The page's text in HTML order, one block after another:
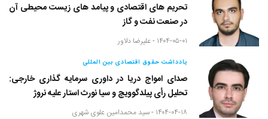
تحریم های اقتصادی و پیامد های زیست محیطی آن
در صنعت نفت و گاز
۱۴۰۴-۰۵-۰۱ - علیرضا دلاور
یادداشت حقوق اقتصادی بین المللی
صدای امواج دریا در داوری سرمایه گذاری خارجی:
تحلیل رأی پیلدگوویچ و سیا نورث استار علیه نروژ
۱۴۰۴-۰۴-۱۸ - سید محمدامین علوی شهری